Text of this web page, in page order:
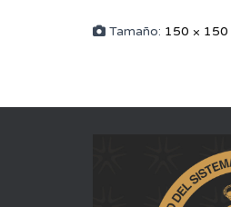
Tamaño: 150 × 150